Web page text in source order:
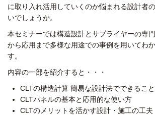
に取り入れ活用していくのか悩まれる設計者
いでしょうか。
本セミナーでは構造設計とサプライヤーの専
から応用まで多様な用途での事例を用いてわ
す。
内容の一部を紹介すると・・・
CLTの構造計算 簡易な設計法でできること
CLTパネルの基本と応用的な使い方
CLTのメリットを活かす設計・施工の工夫